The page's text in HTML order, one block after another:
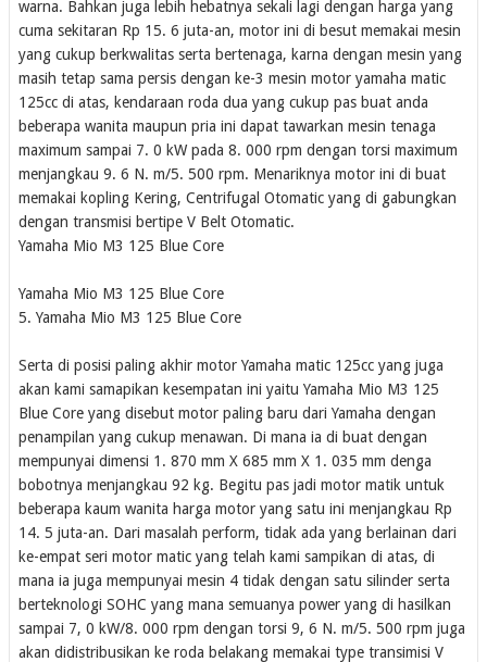
warna. Bahkan juga lebih hebatnya sekali lagi dengan harga yang
cuma sekitaran Rp 15. 6 juta-an, motor ini di besut memakai mesin
yang cukup berkwalitas serta bertenaga, karna dengan mesin yang
masih tetap sama persis dengan ke-3 mesin motor yamaha matic
125cc di atas, kendaraan roda dua yang cukup pas buat anda
beberapa wanita maupun pria ini dapat tawarkan mesin tenaga
maximum sampai 7. 0 kW pada 8. 000 rpm dengan torsi maximum
menjangkau 9. 6 N. m/5. 500 rpm. Menariknya motor ini di buat
memakai kopling Kering, Centrifugal Otomatic yang di gabungkan
dengan transmisi bertipe V Belt Otomatic.
Yamaha Mio M3 125 Blue Core
Yamaha Mio M3 125 Blue Core
5. Yamaha Mio M3 125 Blue Core
Serta di posisi paling akhir motor Yamaha matic 125cc yang juga
akan kami samapikan kesempatan ini yaitu Yamaha Mio M3 125
Blue Core yang disebut motor paling baru dari Yamaha dengan
penampilan yang cukup menawan. Di mana ia di buat dengan
mempunyai dimensi 1. 870 mm X 685 mm X 1. 035 mm denga
bobotnya menjangkau 92 kg. Begitu pas jadi motor matik untuk
beberapa kaum wanita harga motor yang satu ini menjangkau Rp
14. 5 juta-an. Dari masalah perform, tidak ada yang berlainan dari
ke-empat seri motor matic yang telah kami sampikan di atas, di
mana ia juga mempunyai mesin 4 tidak dengan satu silinder serta
berteknologi SOHC yang mana semuanya power yang di hasilkan
sampai 7, 0 kW/8. 000 rpm dengan torsi 9, 6 N. m/5. 500 rpm juga
akan didistribusikan ke roda belakang memakai type transimisi V